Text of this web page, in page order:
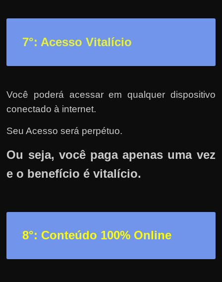
7°: Acesso Vitalício
Você poderá acessar em qualquer dispositivo
conectado à internet.
Seu Acesso será perpétuo.
Ou seja, você paga apenas uma vez
e o benefício é vitalício.
8°: Conteúdo 100% Online